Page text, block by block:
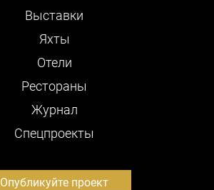
Выставки
Яхты
Отели
Рестораны
Журнал
Cпецпроекты
Опубликуйте проект